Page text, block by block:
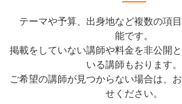
テーマや予算、出身地など複数の項
能です。
掲載をしていない講師や料金を非公開
いる講師もおります。
ご希望の講師が見つからない場合は、
せください。